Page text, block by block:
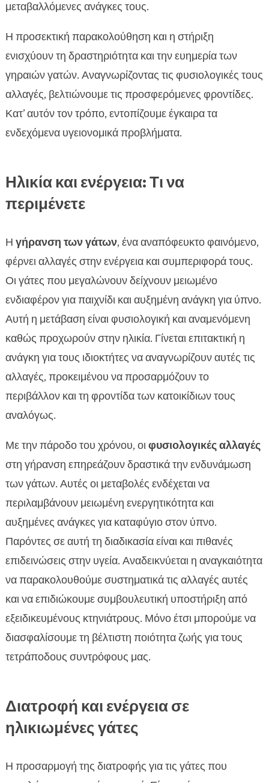
μεταβαλλόμενες ανάγκες τους.
Η προσεκτική παρακολούθηση και η στήριξη
ενισχύουν τη δραστηριότητα και την ευημερία των
γηραιών γατών. Αναγνωρίζοντας τις φυσιολογικές τους
αλλαγές, βελτιώνουμε τις προσφερόμενες φροντίδες.
Κατ’ αυτόν τον τρόπο, εντοπίζουμε έγκαιρα τα
ενδεχόμενα υγειονομικά προβλήματα.
Ηλικία και ενέργεια: Τι να
περιμένετε
Η γήρανση των γάτων, ένα αναπόφευκτο φαινόμενο,
φέρνει αλλαγές στην ενέργεια και συμπεριφορά τους.
Οι γάτες που μεγαλώνουν δείχνουν μειωμένο
ενδιαφέρον για παιχνίδι και αυξημένη ανάγκη για ύπνο.
Αυτή η μετάβαση είναι φυσιολογική και αναμενόμενη
καθώς προχωρούν στην ηλικία. Γίνεται επιτακτική η
ανάγκη για τους ιδιοκτήτες να αναγνωρίζουν αυτές τις
αλλαγές, προκειμένου να προσαρμόζουν το
περιβάλλον και τη φροντίδα των κατοικίδιων τους
αναλόγως.
Με την πάροδο του χρόνου, οιφυσιολογικές αλλαγές
στη γήρανση επηρεάζουν δραστικά την ενδυνάμωση
των γάτων. Αυτές οι μεταβολές ενδέχεται να
περιλαμβάνουν μειωμένη ενεργητικότητα και
αυξημένες ανάγκες για καταφύγιο στον ύπνο.
Παρόντες σε αυτή τη διαδικασία είναι και πιθανές
επιδεινώσεις στην υγεία. Αναδεικνύεται η αναγκαιότητα
να παρακολουθούμε συστηματικά τις αλλαγές αυτές
και να επιδιώκουμε συμβουλευτική υποστήριξη από
εξειδικευμένους κτηνιάτρους. Μόνο έτσι μπορούμε να
διασφαλίσουμε τη βέλτιστη ποιότητα ζωής για τους
τετράποδους συντρόφους μας.
Διατροφή και ενέργεια σε
ηλικιωμένες γάτες
Η προσαρμογή της διατροφής για τις γάτες που